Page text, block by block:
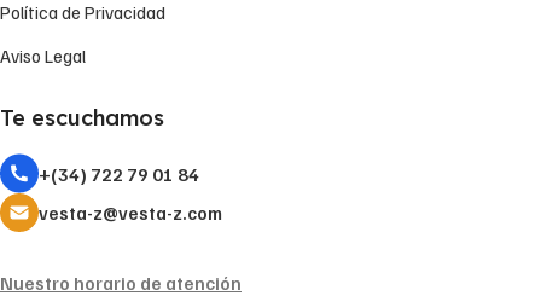
Política de Privacidad
Aviso Legal
Te escuchamos
+(34) 722 79 01 84
vesta-z@vesta-z.com
Nuestro horario de atención